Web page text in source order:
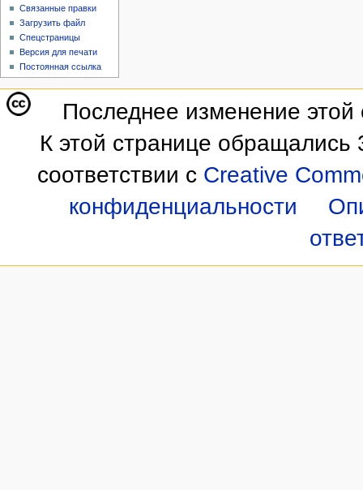
Связанные правки
Загрузить файл
Спецстраницы
Версия для печати
Постоянная ссылка
Последнее изменение
К этой странице обращались
соответствии с Creative
конфиденциальности